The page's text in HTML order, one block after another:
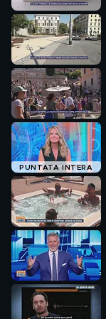
PUNTATA INTERA